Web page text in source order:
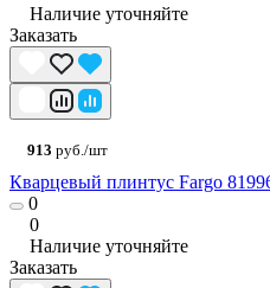
Наличие уточняйте
Заказать
913 руб./шт
Кварцевый плинтус Fargo
0
0
Наличие уточняйте
Заказать